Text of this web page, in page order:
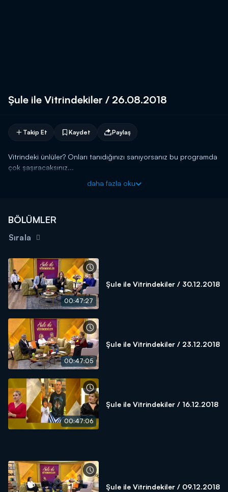
Şule ile Vitrindekiler / 26.08.2018
Takip Et Kaydet Paylaş
Vitrindeki ünlüler? Onları tanıdığınızı sanıyorsanız bu programda
çok şaşıracaksınız...
daha fazla oku
BÖLÜMLER
Sırala
00:47:27
Şule ile Vitrindekiler / 30.12.2018
00:47:05
Şule ile Vitrindekiler / 23.12.2018
00:47:06
Şule ile Vitrindekiler / 16.12.2018
Şule ile Vitrindekiler / 09.12.2018